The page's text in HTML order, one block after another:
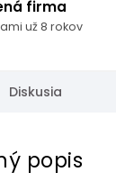
firma
už 8 rokov
Diskusia
popis